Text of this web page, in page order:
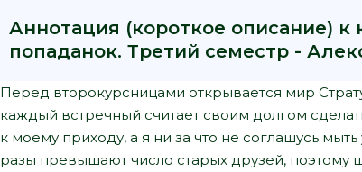
Аннотация (короткое описание)
попаданок. Третий семестр -
Перед второкурсницами открывается мир
каждый встречный считает своим долгом
к моему приходу, а я ни за что не соглашусь
разы превышают число старых друзей, поэтому